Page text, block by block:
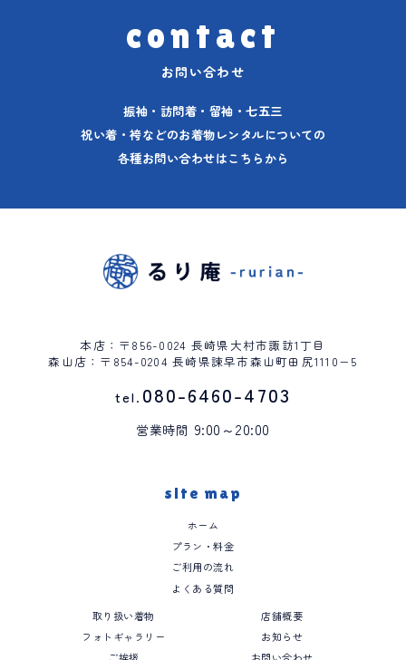
contact
お問い合わせ
振袖・訪問着・留袖・七五三
祝い着・袴などのお着物レンタルについての
各種お問い合わせはこちらから
本店：〒856-0024 長崎県大村市諏訪1丁目
森山店：〒854-0204 長崎県諫早市森山町田尻1110−5
tel. 080-6460-4703
営業時間 9:00～20:00
site map
ホーム
プラン・料金
ご利用の流れ
よくある質問
取り扱い着物
フォトギャラリー
店舗概要
お知らせ